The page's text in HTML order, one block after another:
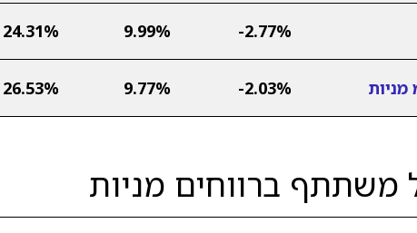
-2.77%
9.99%
24.31%
-2.03%
9.77%
26.53%
משתתף ברווחים מניות